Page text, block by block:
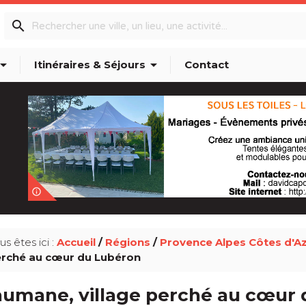
search
arrow_drop_down Itinéraires & Séjours arrow_drop_down Contact
info_outline
êtes ici : Accueil/ Régions / Provence Alpes Côtes
au cœur du Lubéron
village perché au cœur